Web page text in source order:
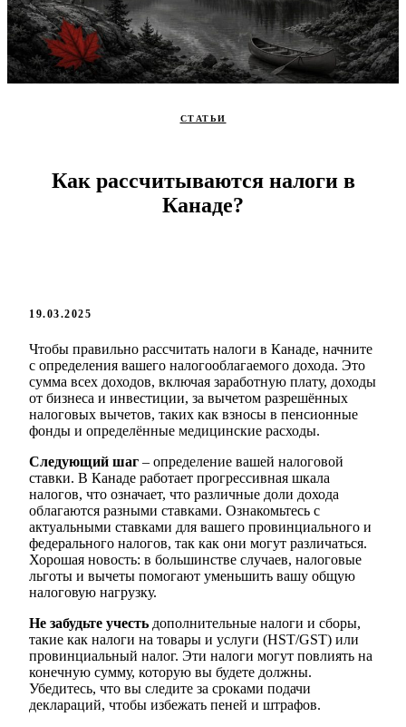
СТАТЬИ
Как рассчитываются налоги в
Канаде?
19.03.2025
Чтобы правильно рассчитать налоги в Канаде, начните
с определения вашего налогооблагаемого дохода. Это
сумма всех доходов, включая заработную плату, доходы
от бизнеса и инвестиции, за вычетом разрешённых
налоговых вычетов, таких как взносы в пенсионные
фонды и определённые медицинские расходы.
Следующий шаг – определение вашей налоговой
ставки. В Канаде работает прогрессивная шкала
налогов, что означает, что различные доли дохода
облагаются разными ставками. Ознакомьтесь с
актуальными ставками для вашего провинциального и
федерального налогов, так как они могут различаться.
Хорошая новость: в большинстве случаев, налоговые
льготы и вычеты помогают уменьшить вашу общую
налоговую нагрузку.
Не забудьте учесть дополнительные налоги и сборы,
такие как налоги на товары и услуги (HST/GST) или
провинциальный налог. Эти налоги могут повлиять на
конечную сумму, которую вы будете должны.
Убедитесь, что вы следите за сроками подачи
деклараций, чтобы избежать пеней и штрафов.